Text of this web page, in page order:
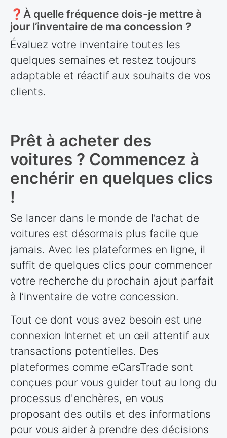
❓À quelle fréquence dois-je mettre à
jour l’inventaire de ma concession ?
Évaluez votre inventaire toutes les
quelques semaines et restez toujours
adaptable et réactif aux souhaits de vos
clients.
Prêt à acheter des
voitures ? Commencez à
enchérir en quelques clics
!
Se lancer dans le monde de l’achat de
voitures est désormais plus facile que
jamais. Avec les plateformes en ligne, il
suffit de quelques clics pour commencer
votre recherche du prochain ajout parfait
à l’inventaire de votre concession.
Tout ce dont vous avez besoin est une
connexion Internet et un œil attentif aux
transactions potentielles. Des
plateformes comme eCarsTrade sont
conçues pour vous guider tout au long du
processus d'enchères, en vous
proposant des outils et des informations
pour vous aider à prendre des décisions